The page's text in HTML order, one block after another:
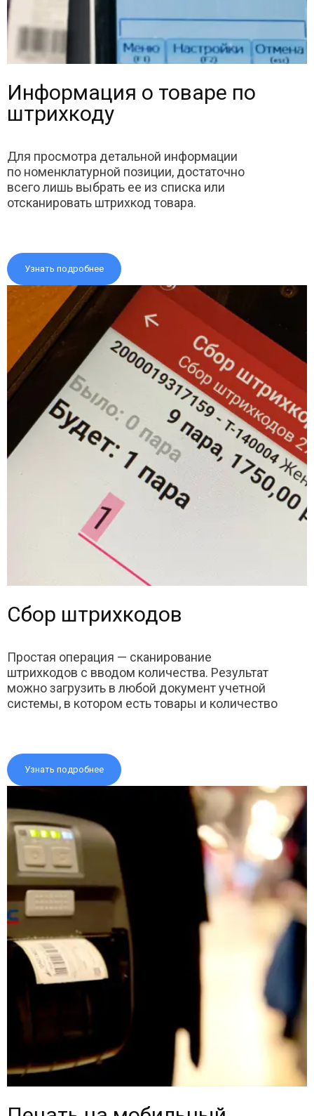
Информация о товаре по
штрихкоду
Для просмотра детальной информации
по номенклатурной позиции, достаточно
всего лишь выбрать ее из списка или
отсканировать штрихкод товара.
Узнать подробнее
Сбор штрихкодов
Простая операция — сканирование
штрихкодов с вводом количества. Результат
можно загрузить в любой документ учетной
системы, в котором есть товары и количество
Узнать подробнее